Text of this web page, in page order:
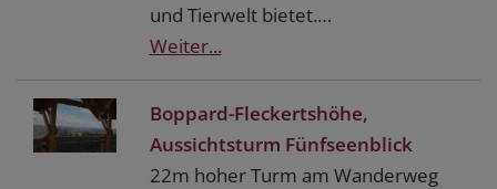
und Tierwelt bietet.…
Weiter...
Boppard-Fleckertshöhe,
Aussichtsturm Fünfseenblick
22m hoher Turm am Wanderweg